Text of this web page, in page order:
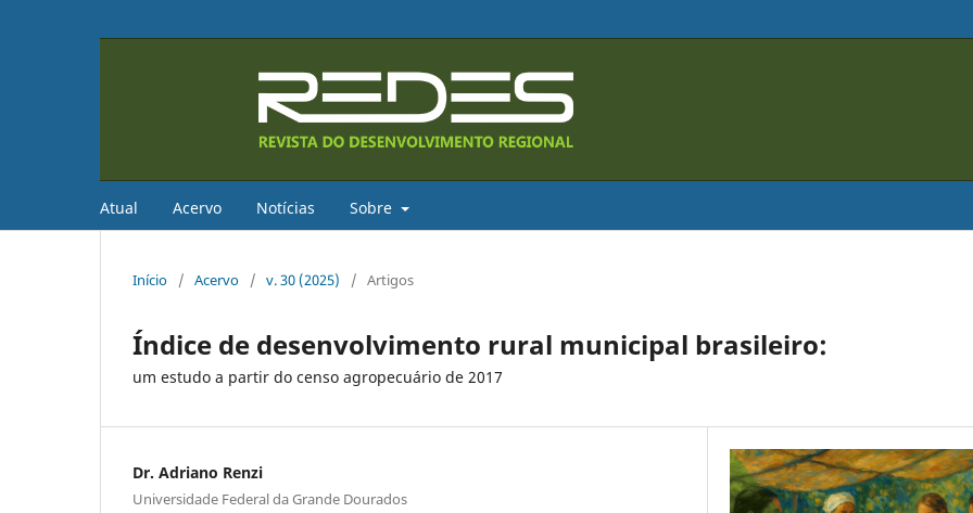
Atual Acervo Notícias Sobre
Início / Acervo / v. 30 (2025) / Artigos
Índice de desenvolvimento rural municipal brasileiro:
um estudo a partir do censo agropecuário de 2017
Dr. Adriano Renzi
Universidade Federal da Grande Dourados